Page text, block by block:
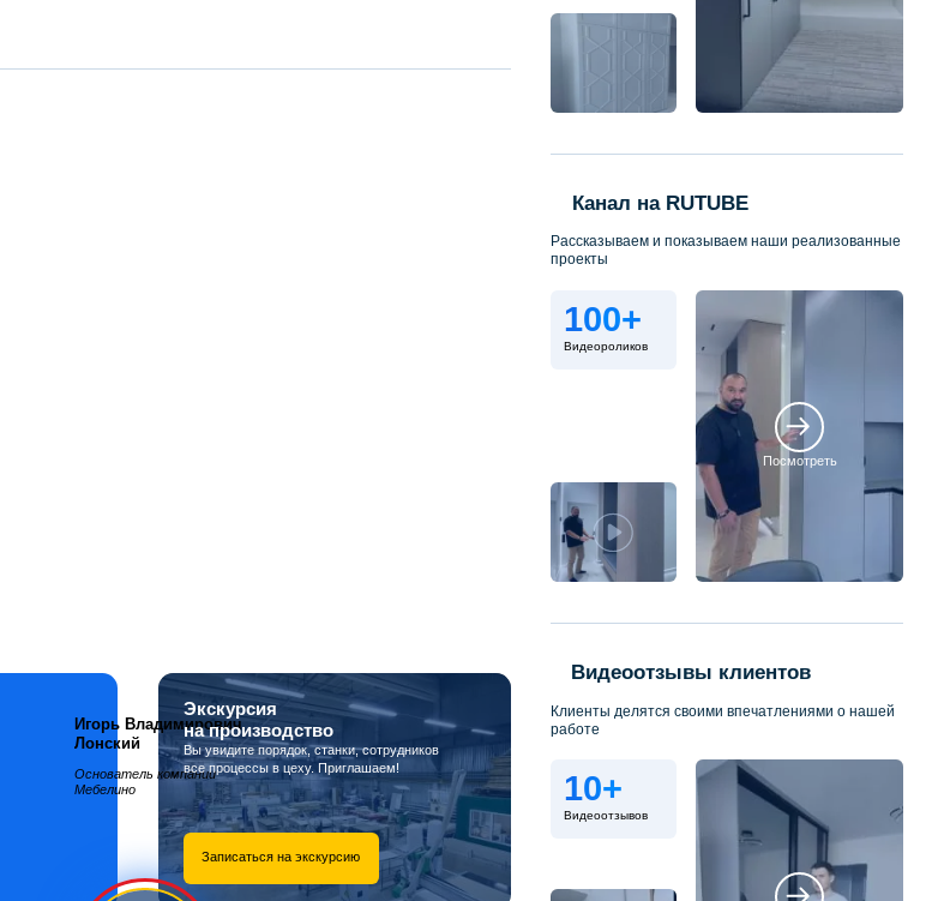
Игорь Владимирович
Лонский
Основатель компании
Мебелино
Экскурсия
на производство
Вы увидите порядок, станки, сотрудников
все процессы в цеху. Приглашаем!
Записаться на экскурсию
Канал на RUTUBE
Рассказываем и показываем наши реализованные
проекты
100+
Видеороликов
Посмотреть
Видеоотзывы клиентов
Клиенты делятся своими впечатлениями о нашей
работе
10+
Видеоотзывов